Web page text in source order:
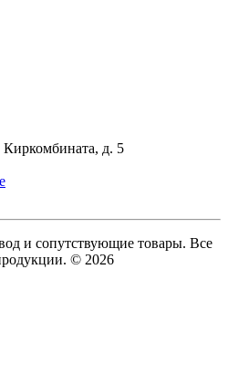
Киркомбината, д. 5
и сопутствующие товары. Все
© 2026